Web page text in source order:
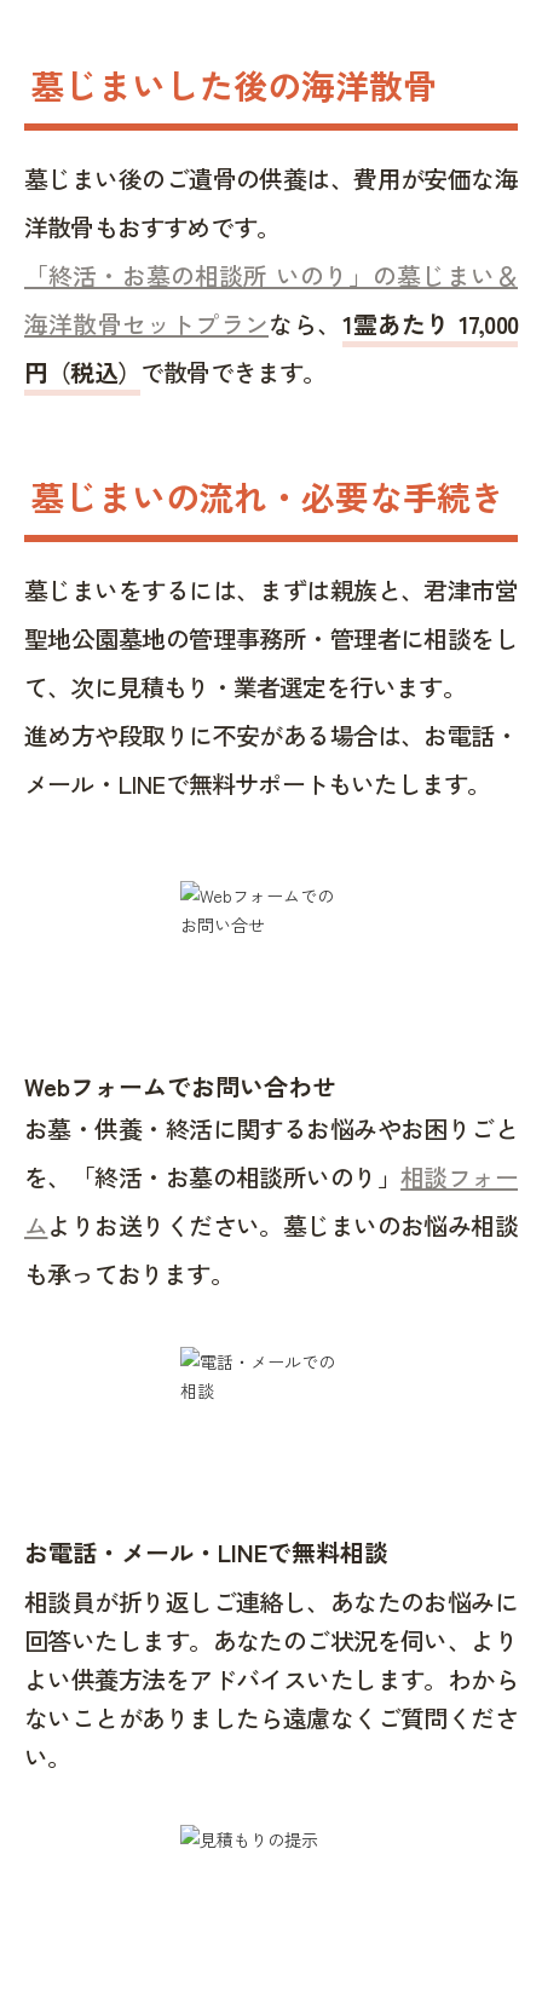
墓じまいした後の海洋散骨
墓じまい後のご遺骨の供養は、費用が安価な海
洋散骨もおすすめです。
「終活・お墓の相談所 いのり」の墓じまい＆
海洋散骨セットプランなら、 1霊あたり 17,000
円（税込） で散骨できます。
墓じまいの流れ・必要な手続き
墓じまいをするには、まずは親族と、君津市営
聖地公園墓地の管理事務所・管理者に相談をし
て、次に見積もり・業者選定を行います。
進め方や段取りに不安がある場合は、お電話・
メール・LINEで無料サポートもいたします。
Webフォームでお問い合わせ
お墓・供養・終活に関するお悩みやお困りごと
を、「終活・お墓の相談所いのり」相談フォー
ムよりお送りください。墓じまいのお悩み相談
も承っております。
お電話・メール・LINEで無料相談
相談員が折り返しご連絡し、あなたのお悩みに
回答いたします。あなたのご状況を伺い、より
よい供養方法をアドバイスいたします。わから
ないことがありましたら遠慮なくご質問くださ
い。